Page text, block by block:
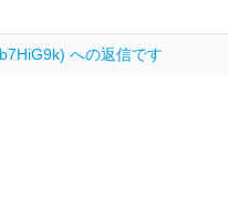
への返信です